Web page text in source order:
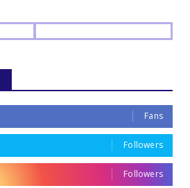
Fans
Followers
Followers